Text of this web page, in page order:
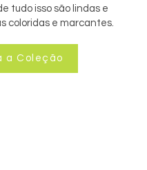
tudo isso são lindas e
coloridas e marcantes.
a Coleção